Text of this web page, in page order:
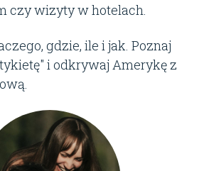
czy wizyty w hotelach.
gdzie, ile i jak. Poznaj
i odkrywaj Amerykę z